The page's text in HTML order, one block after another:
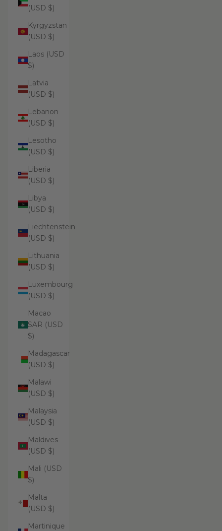
(USD $)
Kyrgyzstan
(USD $)
Laos (USD
$)
Latvia
(USD $)
Lebanon
(USD $)
Lesotho
(USD $)
Liberia
(USD $)
Libya
(USD $)
Liechtenstein
(USD $)
Lithuania
(USD $)
Luxembourg
(USD $)
Macao
SAR (USD
$)
Madagascar
(USD $)
Malawi
(USD $)
Malaysia
(USD $)
Maldives
(USD $)
Mali (USD
$)
Malta
(USD $)
Martinique